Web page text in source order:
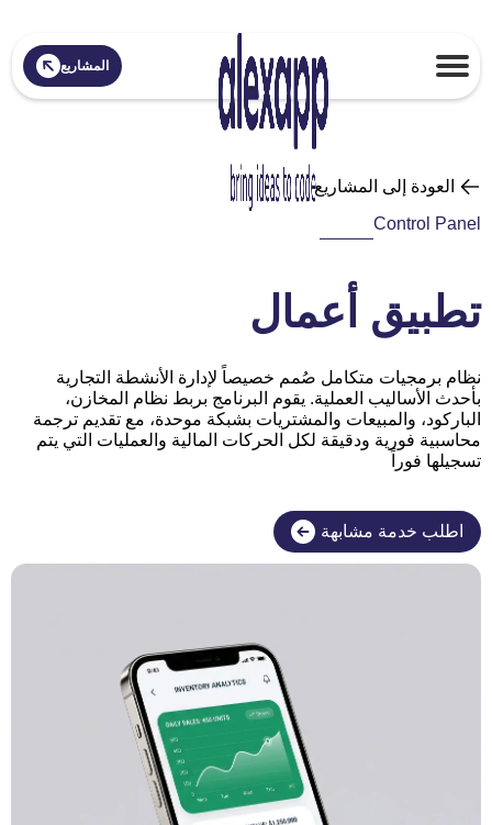
المشاريع
العودة إلى المشاريع
Control Panel
تطبيق أعمال
نظام برمجيات متكامل صُمم خصيصاً لإدارة الأنشطة التجارية
بأحدث الأساليب العملية. يقوم البرنامج بربط نظام المخازن،
الباركود، والمبيعات والمشتريات بشبكة موحدة، مع تقديم ترجمة
محاسبية فورية ودقيقة لكل الحركات المالية والعمليات التي يتم
تسجيلها فوراً
اطلب خدمة مشابهة